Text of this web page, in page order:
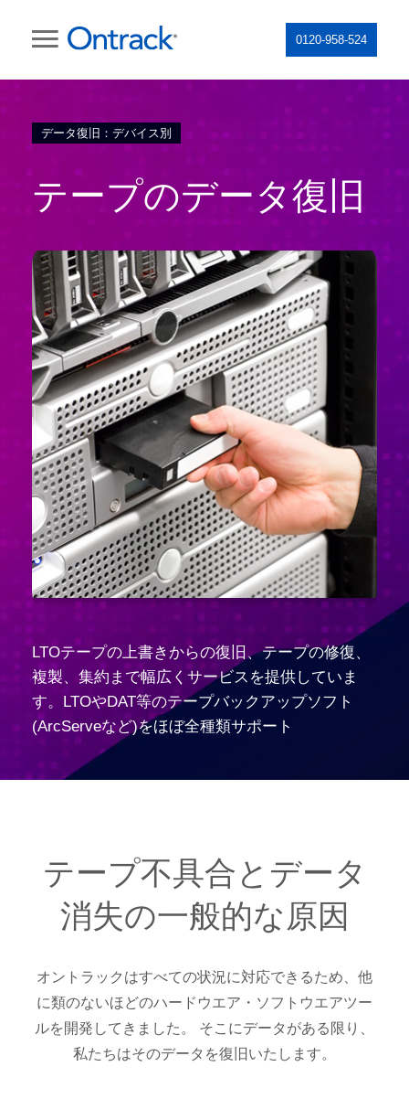
0120-958-524
データ復旧：デバイス別
テープのデータ復旧
LTOテープの上書きからの復旧、テープの修復、
複製、集約まで幅広くサービスを提供していま
す。LTOやDAT等のテープバックアップソフト
(ArcServeなど)をほぼ全種類サポート
テープ不具合とデータ
消失の一般的な原因
オントラックはすべての状況に対応できるため、他
に類のないほどのハードウエア・ソフトウエアツー
ルを開発してきました。 そこにデータがある限り、
私たちはそのデータを復旧いたします。